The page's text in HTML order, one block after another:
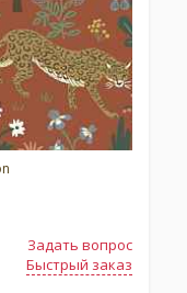
Задать вопрос
Быстрый заказ